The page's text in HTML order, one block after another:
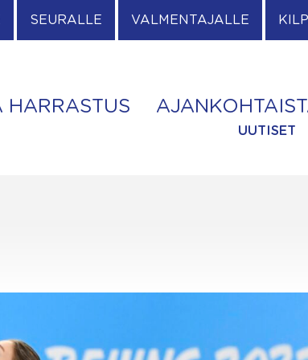
SEURALLE VALMENTAJALLE
HARRASTUS
UUTISET